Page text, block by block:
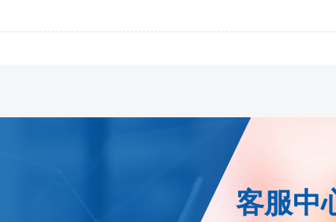
广州
1、si2609合约保证金调整为17%，
客服中